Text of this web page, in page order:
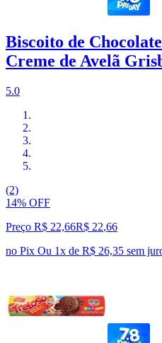
Biscoito de
Creme de Avelã
5.0
(2)
14% OFF
Preço R$ 22,66R$ 22,66
no Pix Ou 1x de R$ 26,35 sem